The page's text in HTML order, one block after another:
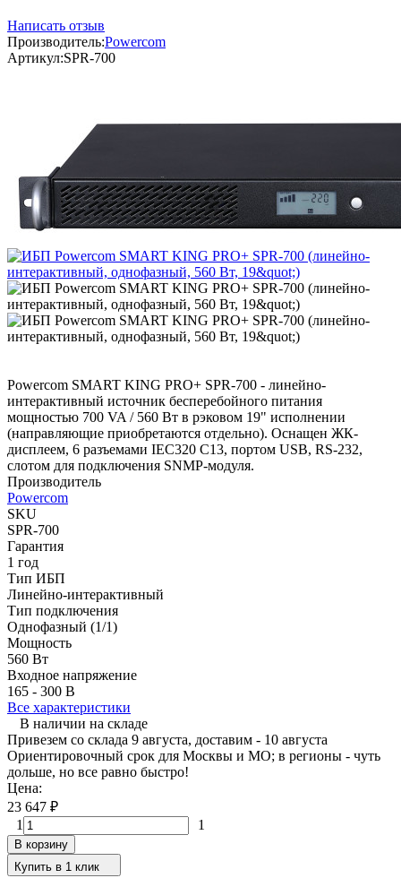
Написать отзыв
Производитель:Powercom
Артикул:SPR-700
Powercom SMART KING PRO+ SPR-700 - линейно-
интерактивный источник бесперебойного питания
мощностью 700 VA / 560 Вт в рэковом 19" исполнении
(направляющие приобретаются отдельно). Оснащен ЖК-
дисплеем, 6 разъемами IEC320 C13, портом USB, RS-232,
слотом для подключения SNMP-модуля.
Производитель
Powercom
SKU
SPR-700
Гарантия
1 год
Тип ИБП
Линейно-интерактивный
Тип подключения
Однофазный (1/1)
Мощность
560 Вт
Входное напряжение
165 - 300 В
Все характеристики
В наличии на складе
Привезем со склада 9 августа, доставим - 10 августа
Ориентировочный срок для Москвы и МО; в регионы - чуть
дольше, но все равно быстро!
Цена:
23 647 ₽
1
1
В корзину
Купить в 1 клик